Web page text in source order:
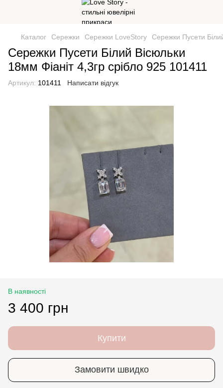
Каталог Сережки Сережки LoveStory Сережки Пусети
Сережки Пусети Білий Вісюльки
18мм Фіаніт 4,3гр срібло 925 101411
Артикул: 101411 Написати відгук
В наявності
3 400 грн
Купити
Замовити швидко